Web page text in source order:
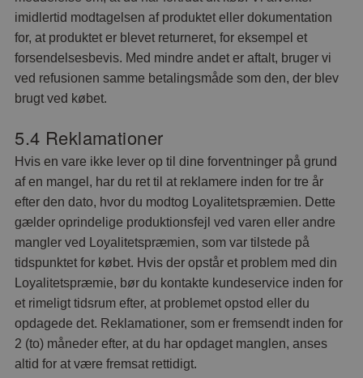
imidlertid modtagelsen af produktet eller dokumentation
for, at produktet er blevet returneret, for eksempel et
forsendelsesbevis. Med mindre andet er aftalt, bruger vi
ved refusionen samme betalingsmåde som den, der blev
brugt ved købet.
5.4 Reklamationer
Hvis en vare ikke lever op til dine forventninger på grund
af en mangel, har du ret til at reklamere inden for tre år
efter den dato, hvor du modtog Loyalitetspræmien. Dette
gælder oprindelige produktionsfejl ved varen eller andre
mangler ved Loyalitetspræmien, som var tilstede på
tidspunktet for købet. Hvis der opstår et problem med din
Loyalitetspræmie, bør du kontakte kundeservice inden for
et rimeligt tidsrum efter, at problemet opstod eller du
opdagede det. Reklamationer, som er fremsendt inden for
2 (to) måneder efter, at du har opdaget manglen, anses
altid for at være fremsat rettidigt.